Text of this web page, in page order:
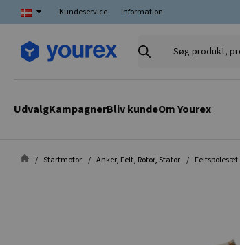
Kundeservice Information
Søg
UdvalgKampagnerBliv kundeOm Yourex
Startmotor Anker, Felt, Rotor, Stator Feltspolesæt